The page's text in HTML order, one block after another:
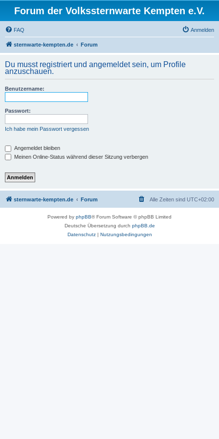
Forum der Volkssternwarte Kempten e.V.
FAQ Anmelden
sternwarte-kempten.de Forum
Du musst registriert und angemeldet sein, um Profile
anzuschauen.
Benutzername:
Passwort:
Ich habe mein Passwort vergessen
Angemeldet bleiben
Meinen Online-Status während dieser Sitzung verbergen
sternwarte-kempten.de Forum Alle Zeiten sind UTC+02:00
Powered by phpBB® Forum Software © phpBB Limited
Deutsche Übersetzung durch phpBB.de
Datenschutz| Nutzungsbedingungen